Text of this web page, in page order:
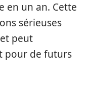
en un an. Cette
sérieuses
peut
pour de futurs